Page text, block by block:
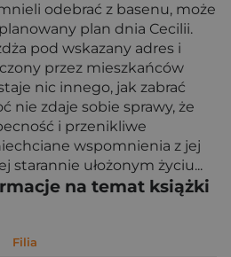
odebrać z basenu, może
plan dnia Cecilii.
pod wskazany adres i
przez mieszkańców
nic innego, jak zabrać
nie zdaje sobie sprawy, że
i przenikliwe
wspomnienia z jej
starannie ułożonym życiu...
na temat książki
Filia